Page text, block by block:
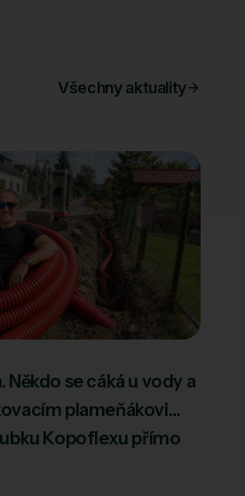
Všechny aktuality
Někdo se cáká u vody a
plameňákovi…
Kopoflexu přímo